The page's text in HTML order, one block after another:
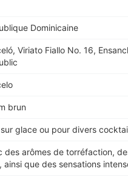
Dominicaine
Viriato Fiallo No. 16,
brun
glace ou pour divers
des arômes de torréfaction,
ainsi que des sensations